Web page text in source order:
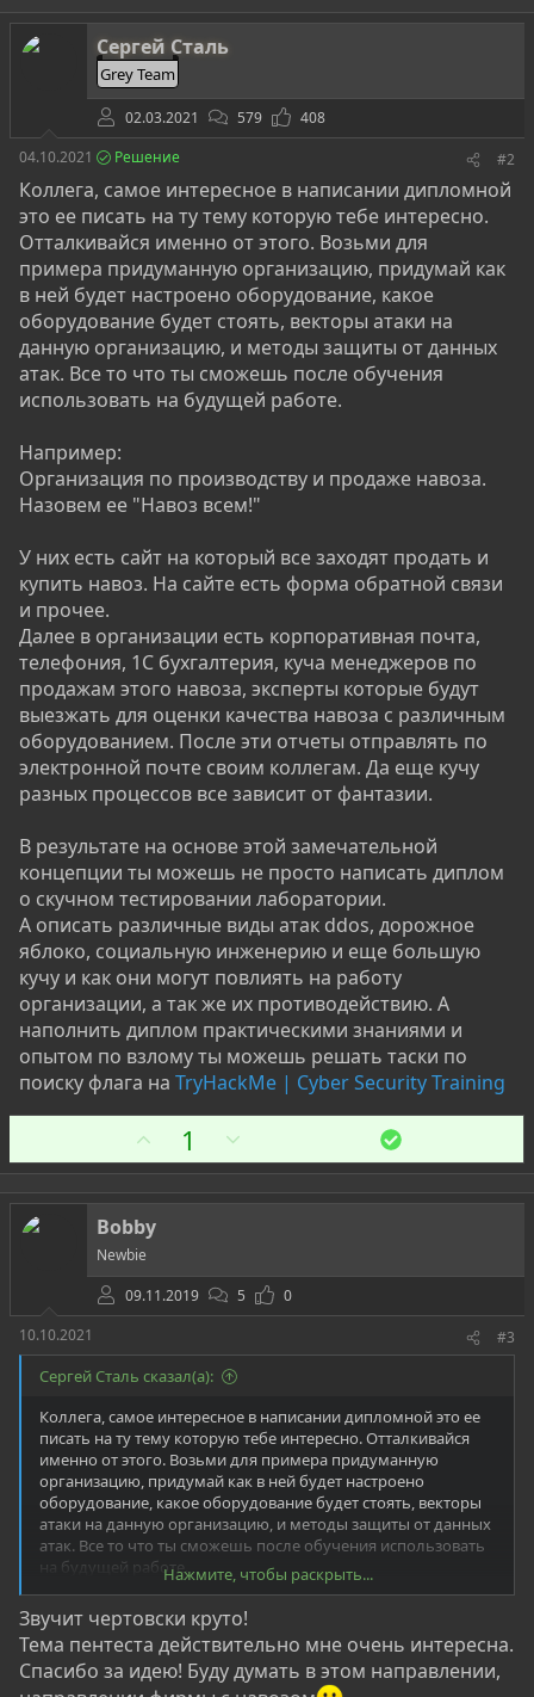
У них есть сайт на который все заходят продать и
купить навоз. На сайте есть форма обратной связи
и прочее.
Далее в организации есть корпоративная почта,
телефония, 1С бухгалтерия, куча менеджеров по
продажам этого навоза, эксперты которые будут
выезжать для оценки...
Сергей Сталь
Grey Team
02.03.2021 579
408
04.10.2021
Решение #2
Коллега, самое интересное в написании дипломной
это ее писать на ту тему которую тебе интересно.
Отталкивайся именно от этого. Возьми для
примера придуманную организацию, придумай как
в ней будет настроено оборудование, какое
оборудование будет стоять, векторы атаки на
данную организацию, и методы защиты от данных
атак. Все то что ты сможешь после обучения
использовать на будущей работе.
Например:
Организация по производству и продаже навоза.
Назовем ее "Навоз всем!"
У них есть сайт на который все заходят продать и
купить навоз. На сайте есть форма обратной связи
и прочее.
Далее в организации есть корпоративная почта,
телефония, 1С бухгалтерия, куча менеджеров по
продажам этого навоза, эксперты которые будут
выезжать для оценки качества навоза с различным
оборудованием. После эти отчеты отправлять по
электронной почте своим коллегам. Да еще кучу
разных процессов все зависит от фантазии.
В результате на основе этой замечательной
концепции ты можешь не просто написать диплом
о скучном тестировании лаборатории.
А описать различные виды атак ddos, дорожное
яблоко, социальную инженерию и еще большую
кучу и как они могут повлиять на работу
организации, а так же их противодействию. А
наполнить диплом практическими знаниями и
опытом по взлому ты можешь решать таски по
поиску флага на TryHackMe | Cyber Security Training
а
1
р
о
в
Р
е
ш
е
Bobby
Newbie
09.11.2019
5
0
10.10.2021
#3
Сергей Сталь сказал(а):
Коллега, самое интересное в написании дипломной это ее
писать на ту тему которую тебе интересно. Отталкивайся
именно от этого. Возьми для примера придуманную
организацию, придумай как в ней будет настроено
оборудование, какое оборудование будет стоять, векторы
атаки на данную организацию, и методы защиты от данных
атак. Все то что ты сможешь после обучения использовать
на будущей работе.
Например:
Организация по производству и продаже навоза. Назовем
ее "Навоз всем!"
Нажмите, чтобы раскрыть...
Звучит чертовски круто!
Тема пентеста действительно мне очень интересна.
Спасибо за идею! Буду думать в этом направлении,